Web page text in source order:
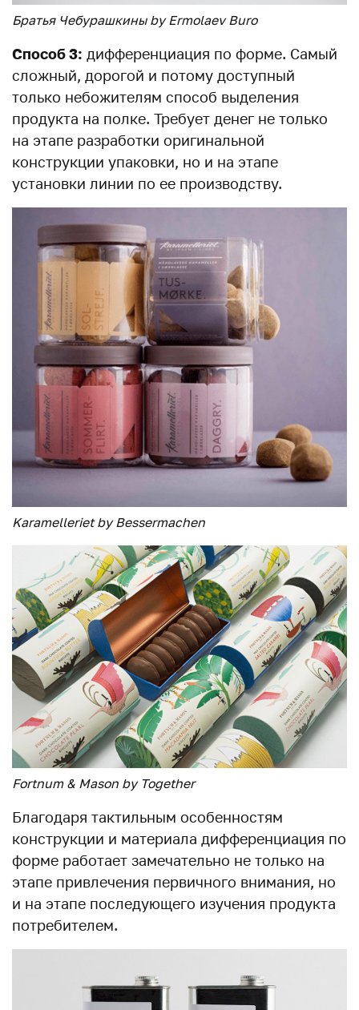
Братья Чебурашкины by Ermolaev Buro
Способ 3: дифференциация по форме. Самый
сложный, дорогой и потому доступный
только небожителям способ выделения
продукта на полке. Требует денег не только
на этапе разработки оригинальной
конструкции упаковки, но и на этапе
установки линии по ее производству.
Karamelleriet by Bessermachen
Fortnum & Mason by Together
Благодаря тактильным особенностям
конструкции и материала дифференциация по
форме работает замечательно не только на
этапе привлечения первичного внимания, но
и на этапе последующего изучения продукта
потребителем.